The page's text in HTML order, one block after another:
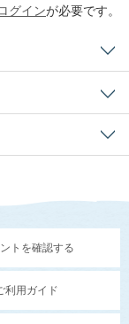
グインが必要です。
トを確認する
利用ガイド